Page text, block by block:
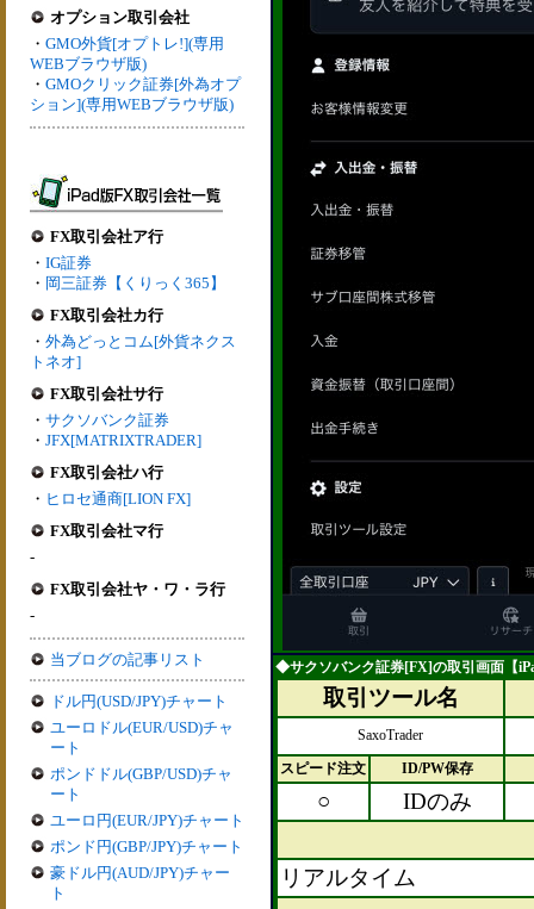
オプション取引会社
・ GMO外貨[オプトレ!](専用
WEBブラウザ版)
・ GMOクリック証券[外為オプ
ション](専用WEBブラウザ版)
FX取引会社ア行
・ IG証券
・ 岡三証券【くりっく365】
FX取引会社カ行
・ 外為どっとコム[外貨ネクス
トネオ]
FX取引会社サ行
・ サクソバンク証券
・ JFX[MATRIXTRADER]
FX取引会社ハ行
・ ヒロセ通商[LION FX]
FX取引会社マ行
-
FX取引会社ヤ・ワ・ラ行
-
当ブログの記事リスト
ドル円(USD/JPY)チャート
ユーロドル(EUR/USD)チャ
ート
ポンドドル(GBP/USD)チャ
ート
ユーロ円(EUR/JPY)チャート
ポンド円(GBP/JPY)チャート
豪ドル円(AUD/JPY)チャー
ト
◆サクソバンク証券[FX]の取引画面【
取引ツール名
SaxoTrader
スピード注文
ID/PW保存
○ IDのみ
リアルタイム